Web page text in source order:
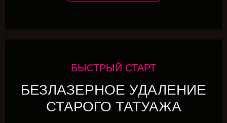
БЫСТРЫЙ СТАРТ
БЕЗЛАЗЕРНОЕ УДАЛЕНИЕ
СТАРОГО ТАТУАЖА